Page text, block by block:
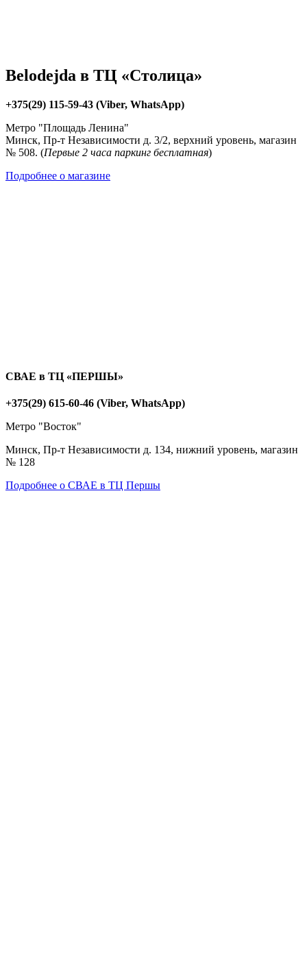
Belodejda в ТЦ «Столица»
+375(29) 115-59-43 (Viber, WhatsApp)
Метро "Площадь Ленина"
Минск, Пр-т Независимости д. 3/2, верхний уровень, магазин
№ 508. (Первые 2 часа паркинг бесплатная)
Подробнее о магазине
СВАЕ в ТЦ «ПЕРШЫ»
+375(29) 615-60-46 (Viber, WhatsApp)
Метро "Восток"
Минск, Пр-т Независимости д. 134, нижний уровень, магазин
№ 128
Подробнее о СВАЕ в ТЦ Першы